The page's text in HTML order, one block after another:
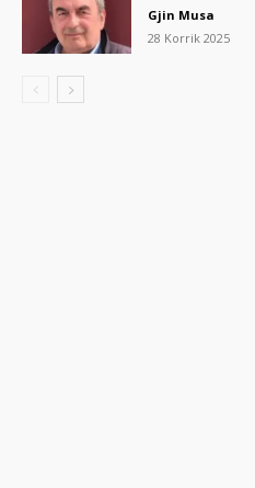
Gjin Musa
28 Korrik 2025